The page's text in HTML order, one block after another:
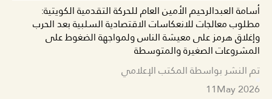
أسامة العبدالرحيم الأمين العام للحركة التقدمية الكويتية:
مطلوب معالجات للانعكاسات الاقتصادية السلبية بعد الحرب
وإغلاق هرمز على معيشة الناس ولمواجهة الضغوط على
المشروعات الصغيرة والمتوسطة
تم النشر بواسطة المكتب الإعلامي
May 2026
11